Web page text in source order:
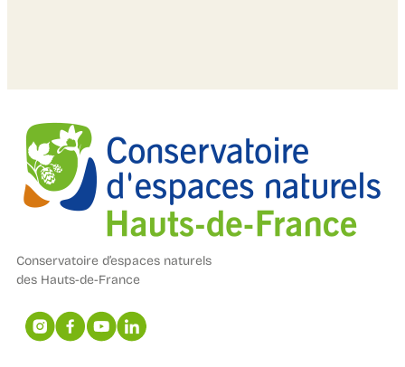
Conservatoire d’espaces naturels
des Hauts-de-France